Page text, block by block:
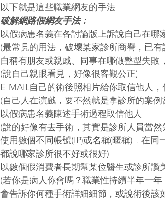
以下就是這些職業網友的手法
破解網路假網友手法：
以假病患名義在各討論版上訴說自己在哪
(最常見的用法，破壞某家診所商譽，已
自稱有朋友或親戚、同事在哪做整型失敗
(說自己親眼看見，好像很客觀公正)
E-MAIL自己的術後照相片給你取信他人
(自己人在演戲，要不然就是拿診所的案
以假病患名義陳述手術過程取信他人
(說的好像有去手術，其實是診所人員當然
使用數個不同帳號(IP)或名稱(暱稱)，在
都說哪家診所很不好或很好)
以數個假消費者長期幫某位醫生或診所讚
(若你是病人你會嗎？職業性持續半年一
會告訴你何種手術詳細細節，或說術後該